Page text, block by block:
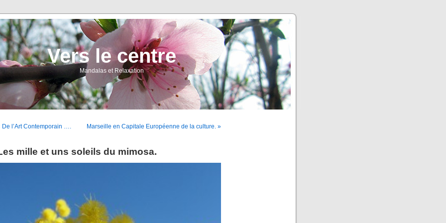
Vers le centre
Mandalas et Relaxation
De l’Art Contemporain …. Marseille en Capitale Européenne de la culture. »
mille et uns soleils du mimosa.